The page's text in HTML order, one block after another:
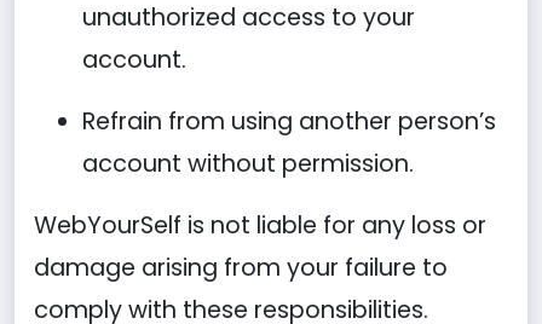
unauthorized access to your
account.
Refrain from using another person’s
account without permission.
WebYourSelf is not liable for any loss or
damage arising from your failure to
comply with these responsibilities.